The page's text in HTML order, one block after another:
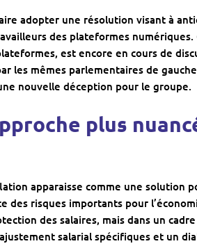
adopter une résolution visant à
des plateformes numériques.
est encore en cours de
les mêmes parlementaires de
nouvelle déception pour le groupe.
plus
apparaisse comme une solution
des risques importants pour
des salaires, mais dans un
salarial spécifiques et un